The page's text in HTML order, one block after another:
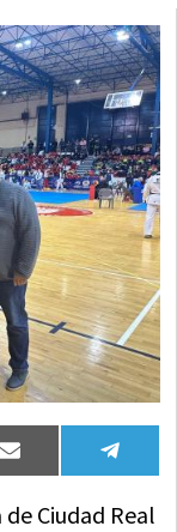
Compartir
en
Email
en
Ciudad Real